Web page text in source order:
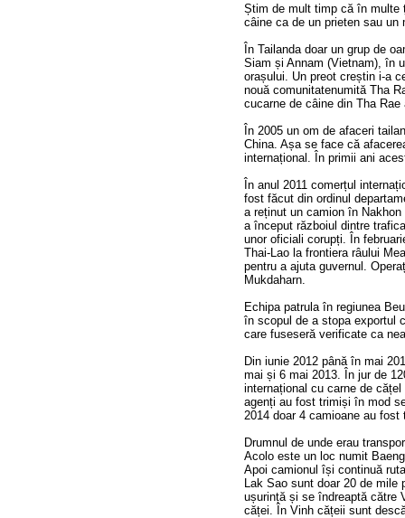
Știm de mult timp că în multe
câine ca de un prieten sau
În Tailanda doar un grup de
Siam și Annam (Vietnam), în
orașului. Un preot creștin i-a
nouă comunitatenumită Tha
cucarne de câine din Tha
În 2005 un om de afaceri
China. Așa se face că
internațional. În primii ani
În anul 2011 comerțul
fost făcut din ordinul
a reținut un camion în
a început războiul dintre
unor oficiali corupți. În
Thai-Lao la frontiera râului
pentru a ajuta guvernul.
Mukdaharn.
Echipa patrula în regiunea
în scopul de a stopa exportul
care fuseseră verificate ca
Din iunie 2012 până în mai
mai și 6 mai 2013. În jur de
internațional cu carne de
agenți au fost trimiși în mod
2014 doar 4 camioane au
Drumnul de unde erau
Acolo este un loc numit
Apoi camionul își continuă
Lak Sao sunt doar 20 de
ușurință și se îndreaptă către
căței. În Vinh cățeii sunt